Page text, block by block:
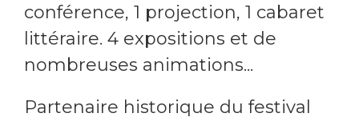
conférence, 1 projection, 1 cabaret
littéraire. 4 expositions et de
nombreuses animations...
Partenaire historique du festival